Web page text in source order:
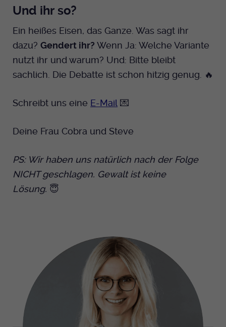
Und ihr so?
Ein heißes Eisen, das Ganze. Was sagt ihr
dazu? Gendert ihr? Wenn Ja: Welche Variante
nutzt ihr und warum? Und: Bitte bleibt
sachlich. Die Debatte ist schon hitzig genug. 🔥
Schreibt uns eine E-Mail 💌
Deine Frau Cobra und Steve
PS: Wir haben uns natürlich nach der Folge
NICHT geschlagen. Gewalt ist keine
Lösung. 😇